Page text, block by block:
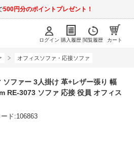
500円分のポイントプレゼント！
ログイン 購入履歴 閲覧履歴 カート
オフィスソファ・応接ソファ
ソファー 3人掛け 革+レザー張り 幅
RE-3073 ソファ 応接 役員 オフィス
ード:106863